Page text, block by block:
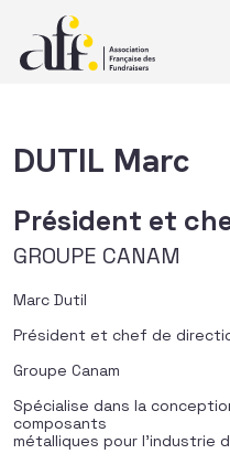
DUTIL Marc
Président et
GROUPE CANAM
Marc Dutil
Président et chef de
Groupe Canam
Spécialise dans la
composants
métalliques pour l’industrie